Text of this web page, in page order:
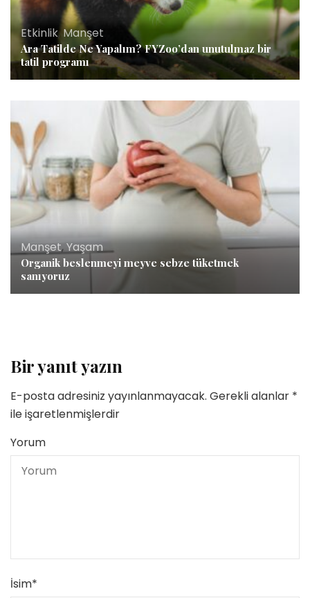
Etkinlik, Manşet
Ara Tatilde Ne Yapalım? FYZoo’dan unutulmaz bir
tatil programı
Manşet,Yaşam
Organik beslenmeyi meyve sebze tüketmek
sanıyoruz
Bir yanıt yazın
E-posta adresiniz yayınlanmayacak. Gerekli alanlar *
ile işaretlenmişlerdir
Yorum
İsim*